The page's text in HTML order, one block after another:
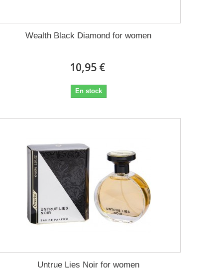
Wealth Black Diamond for women
10,95 €
En stock
Untrue Lies Noir for women